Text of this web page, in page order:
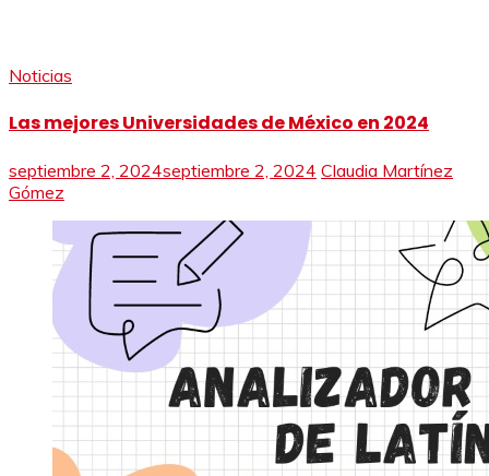
Noticias
Las mejores Universidades de México en 2024
septiembre 2, 2024septiembre 2, 2024 Claudia Martínez
Gómez